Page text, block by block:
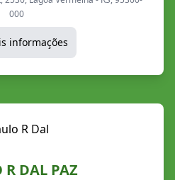
000
informações
R DAL PAZ